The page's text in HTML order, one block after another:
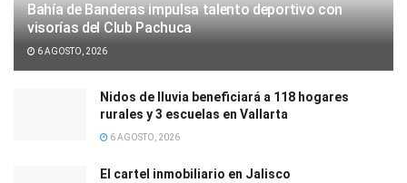
Bahía de Banderas impulsa talento deportivo con
visorías del Club Pachuca
6 AGOSTO, 2026
Nidos de lluvia beneficiará a 118 hogares
rurales y 3 escuelas en Vallarta
6 AGOSTO, 2026
El cartel inmobiliario en Jalisco